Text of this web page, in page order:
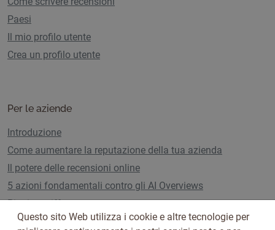
Paesi
Il mio profilo utente
Crea un profilo utente
Per le aziende
Introduzione
Come aumentare la reputazione della tua azienda
Il potere delle recensioni online
5 azioni fondamentali contro gli AI Overviews
Piani e tariffe
Questo sito Web utilizza i cookie e altre tecnologie per